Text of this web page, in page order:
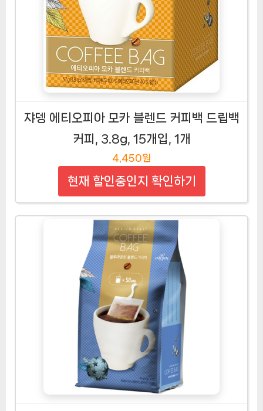
쟈뎅 에티오피아 모카 블렌드 커피백 드립백
커피, 3.8g, 15개입, 1개
4,450원
현재 할인중인지 확인하기